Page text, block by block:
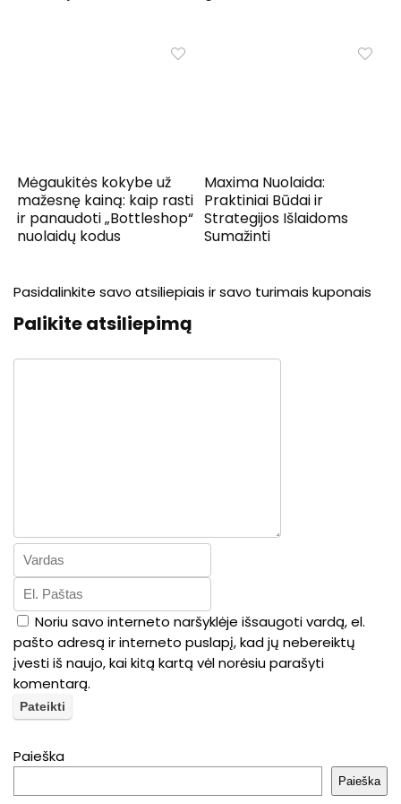
Mėgaukitės kokybe už
mažesnę kainą: kaip rasti
ir panaudoti „Bottleshop“
nuolaidų kodus
Maxima Nuolaida:
Praktiniai Būdai ir
Strategijos Išlaidoms
Sumažinti
Pasidalinkite savo atsiliepiais ir savo turimais kuponais
Palikite atsiliepimą
Noriu savo interneto naršyklėje išsaugoti vardą, el.
pašto adresą ir interneto puslapį, kad jų nebereiktų
įvesti iš naujo, kai kitą kartą vėl norėsiu parašyti
komentarą.
Paieška
Paieška